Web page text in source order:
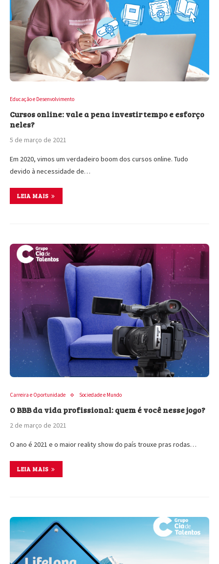
Educação e Desenvolvimento
Cursos online: vale a pena investir tempo e esforço
neles?
5 de março de 2021
Em 2020, vimos um verdadeiro boom dos cursos online. Tudo
devido à necessidade de…
LEIA MAIS
Carreira e Oportunidade Sociedade e Mundo
O BBB da vida profissional: quem é você nesse jogo?
2 de março de 2021
O ano é 2021 e o maior reality show do país trouxe pras rodas…
LEIA MAIS